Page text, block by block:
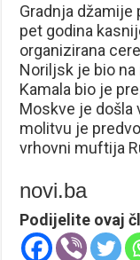
Gradnja džamije
pet godina
organizirana
Noriljsk je bio na
Kamala bio je
Moskve je došla
molitvu je
vrhovni muftija
novi.ba
Podijelite ovaj